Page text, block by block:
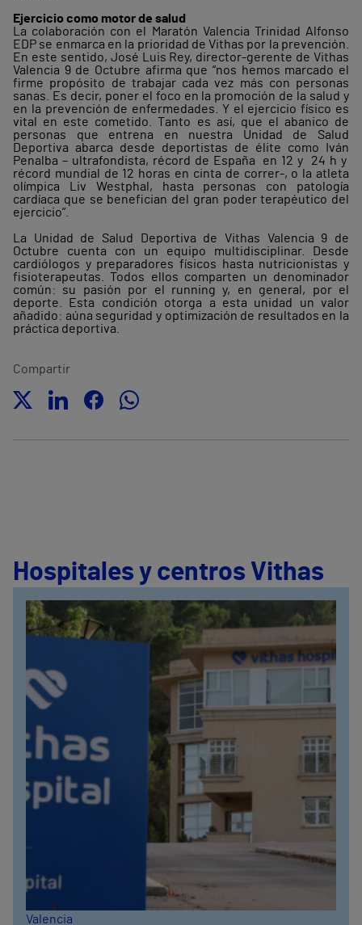
Ejercicio como motor de salud
La colaboración con el Maratón Valencia Trinidad Alfonso
EDP se enmarca en la prioridad de Vithas por la prevención.
En este sentido, José Luis Rey, director-gerente de Vithas
Valencia 9 de Octubre afirma que “nos hemos marcado el
firme propósito de trabajar cada vez más con personas
sanas. Es decir, poner el foco en la promoción de la salud y
en la prevención de enfermedades. Y el ejercicio físico es
vital en este cometido. Tanto es así, que el abanico de
personas que entrena en nuestra Unidad de Salud
Deportiva abarca desde deportistas de élite como Iván
Penalba – ultrafondista, récord de España en 12 y 24 h y
récord mundial de 12 horas en cinta de correr-, o la atleta
olímpica Liv Westphal, hasta personas con patología
cardíaca que se benefician del gran poder terapéutico del
ejercicio”.
La Unidad de Salud Deportiva de Vithas Valencia 9 de
Octubre cuenta con un equipo multidisciplinar. Desde
cardiólogos y preparadores físicos hasta nutricionistas y
fisioterapeutas. Todos ellos comparten un denominador
común: su pasión por el running y, en general, por el
deporte. Esta condición otorga a esta unidad un valor
añadido: aúna seguridad y optimización de resultados en la
práctica deportiva.
Compartir
Hospitales y centros Vithas
Valencia